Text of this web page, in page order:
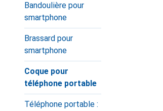
Bandoulière pour
smartphone
Brassard pour
smartphone
Coque pour
téléphone portable
Téléphone portable :